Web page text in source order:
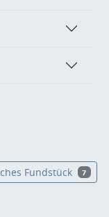
Fundstück 7